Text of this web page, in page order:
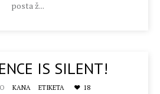
posta ž...
IS SILENT!
KANA ETIKETA 18